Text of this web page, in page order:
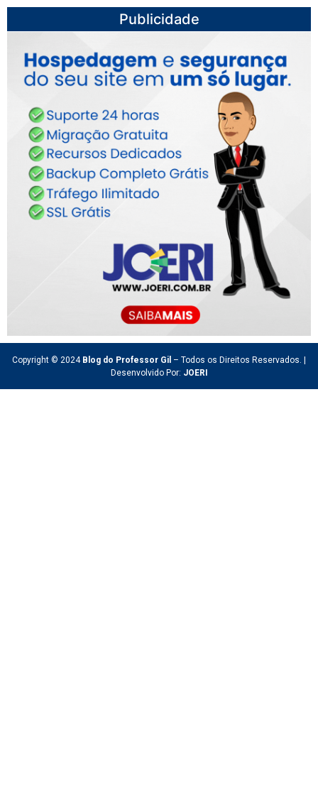
Publicidade
Copyright © 2024 Blog do Professor Gil – Todos os Direitos Reservados. |
Desenvolvido Por: JOERI